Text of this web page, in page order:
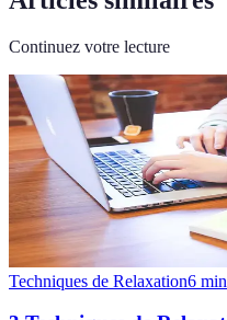
Continuez votre lecture
Techniques de Relaxation6 min